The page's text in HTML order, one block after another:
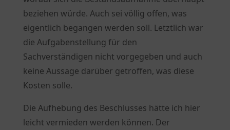
beziehen würde. Auch sei völlig offen, was
eigentlich begangen werden soll. Letztlich war
die Aufgabenstellung für den
Sachverständigen nicht vorgegeben und auch
keine Aussage darüber getroffen, was diese
Kosten solle.
Die Aufhebung des Beschlusses hätte ich hier
leicht vermieden werden können. Der